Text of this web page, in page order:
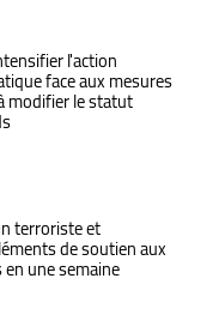
l'action
face aux mesures
modifier le statut
terroriste et
de soutien aux
une semaine